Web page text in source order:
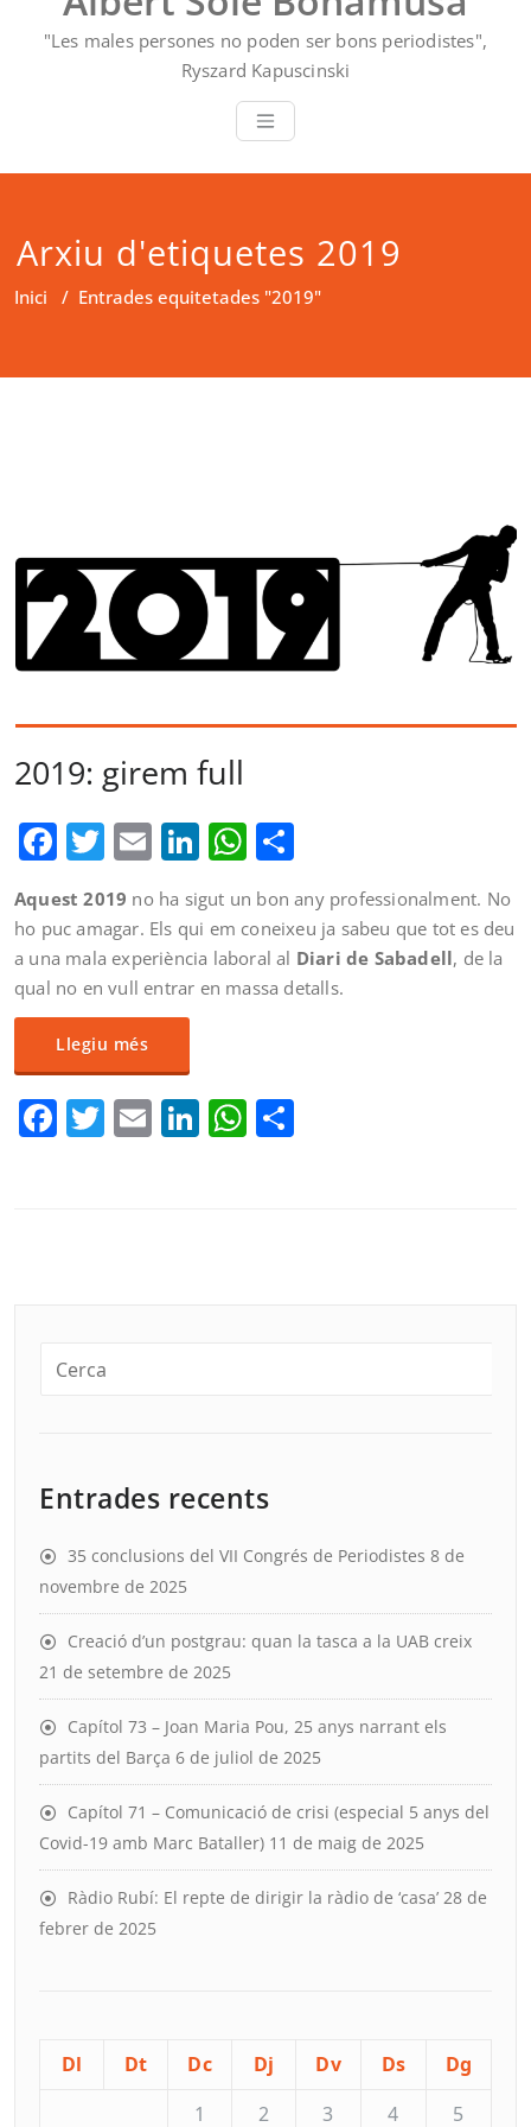
"Les males persones no poden ser bons periodistes",
Ryszard Kapuscinski
Arxiu d'etiquetes 2019
Inici / Entrades equitetades "2019"
2019: girem full
Facebook
Twitter
EmailLinkedIn
WhatsApp
Aquest 2019 no ha sigut un bon any professionalment. No
ho puc amagar. Els qui em coneixeu ja sabeu que tot es deu
a una mala experiència laboral al Diari de Sabadell, de la
qual no en vull entrar en massa detalls.
Llegiu més
Facebook
Twitter
EmailLinkedIn
WhatsApp
Entrades recents
35 conclusions del VII Congrés de Periodistes 8 de
novembre de 2025
Creació d’un postgrau: quan la tasca a la UAB creix
21 de setembre de 2025
Capítol 73 – Joan Maria Pou, 25 anys narrant els
partits del Barça 6 de juliol de 2025
Capítol 71 – Comunicació de crisi (especial 5 anys del
Covid-19 amb Marc Bataller) 11 de maig de 2025
Ràdio Rubí: El repte de dirigir la ràdio de ‘casa’ 28 de
febrer de 2025
Dl Dt Dc Dj Dv Ds
Dg
1
2 3 4 5